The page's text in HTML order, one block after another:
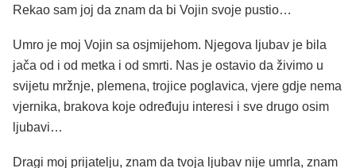
Rekao sam joj da znam da bi Vojin svoje pustio…
Umro je moj Vojin sa osjmijehom. Njegova ljubav je bila
jača od i od metka i od smrti. Nas je ostavio da živimo u
svijetu mržnje, plemena, trojice poglavica, vjere gdje nema
vjernika, brakova koje određuju interesi i sve drugo osim
ljubavi…
Dragi moj prijatelju, znam da tvoja ljubav nije umrla, znam